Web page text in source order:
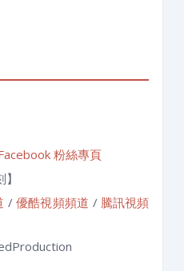
粉絲專頁
/ 優酷視頻頻道 / 騰訊視頻